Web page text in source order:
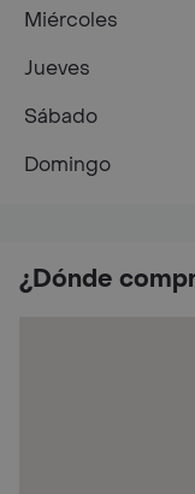
¿Dónde
Miércoles
Jueves
Sábado
Domingo